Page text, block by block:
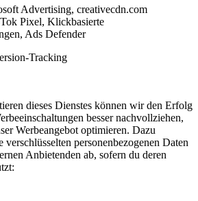
Advertising, creativecdn.com
Pixel, Klickbasierte
Ads Defender
Tracking
dieses Dienstes können wir den Erfolg
besser nachvollziehen,
Werbeangebot optimieren. Dazu
verschlüsselten personenbezogenen Daten
Anbietenden ab, sofern du deren